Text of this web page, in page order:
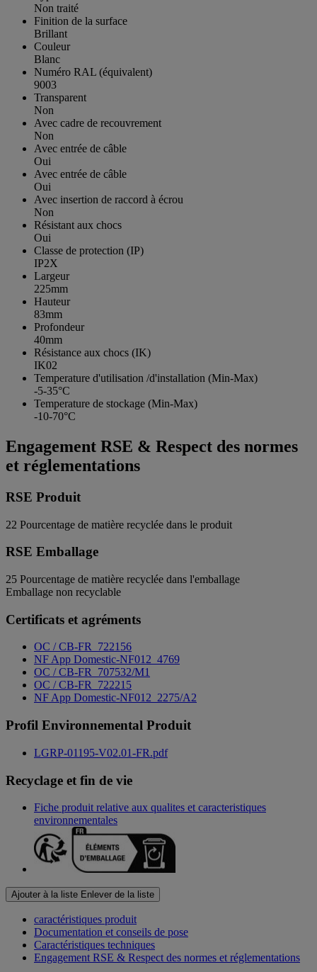
Non traité
Finition de la surface
Brillant
Couleur
Blanc
Numéro RAL (équivalent)
9003
Transparent
Non
Avec cadre de recouvrement
Non
Avec entrée de câble
Oui
Avec entrée de câble
Oui
Avec insertion de raccord à écrou
Non
Résistant aux chocs
Oui
Classe de protection (IP)
IP2X
Largeur
225mm
Hauteur
83mm
Profondeur
40mm
Résistance aux chocs (IK)
IK02
Temperature d'utilisation /d'installation (Min-Max)
-5-35°C
Temperature de stockage (Min-Max)
-10-70°C
Engagement RSE & Respect des normes
et réglementations
RSE Produit
22 Pourcentage de matière recyclée dans le produit
RSE Emballage
25 Pourcentage de matière recyclée dans l'emballage
Emballage non recyclable
Certificats et agréments
OC / CB-FR_722156
NF App Domestic-NF012_4769
OC / CB-FR_707532/M1
OC / CB-FR_722215
NF App Domestic-NF012_2275/A2
Profil Environnemental Produit
LGRP-01195-V02.01-FR.pdf
Recyclage et fin de vie
Fiche produit relative aux qualites et caracteristiques
environnementales
Ajouter à la liste Enlever de la liste
caractéristiques produit
Documentation et conseils de pose
Caractéristiques techniques
Engagement RSE & Respect des normes et réglementations